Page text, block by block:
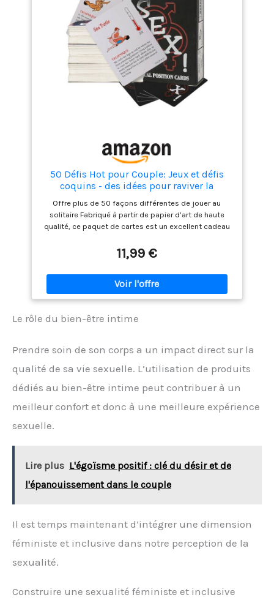
50 Défis Hot pour Couple: Jeux et défis
coquins - des idées pour raviver la
Flamme - des défis pour Booster Votre Vie
Ŝèxuelle
Offre plus de 50 façons différentes de jouer au
solitaire Fabriqué à partir de papier d’art de haute
qualité, ce paquet de cartes est un excellent cadeau
interpréter au mieux les cartes, nous vous suggérons
de les utiliser avec d’autres produits. Ce set de cartes
vous fournira de nombreuses idées insolites pour
votre événement. Vous pouvez jouer selon vos
propres règles ou suivre les instructions incluses
11,99 €
Le rôle du bien-être intime
Prendre soin de son corps a un impact direct sur la
qualité de sa vie sexuelle. L’utilisation de produits
dédiés au bien-être intime peut contribuer à un
meilleur confort et donc à une meilleure expérience
sexuelle.
Lire plus L'égoïsme positif : clé du désir et de
l'épanouissement dans le couple
Il est temps maintenant d’intégrer une dimension
féministe et inclusive dans notre perception de la
sexualité.
Construire une sexualité féministe et inclusive